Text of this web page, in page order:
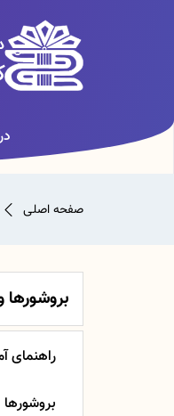
صفحه اصلی
بروشورها
راهنمای
بروشورها